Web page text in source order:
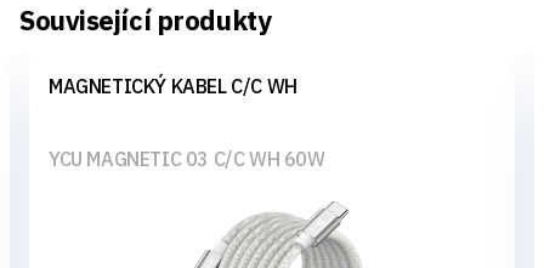
Související produkty
MAGNETICKÝ KABEL C/C WH
YCU MAGNETIC 03 C/C WH 60W